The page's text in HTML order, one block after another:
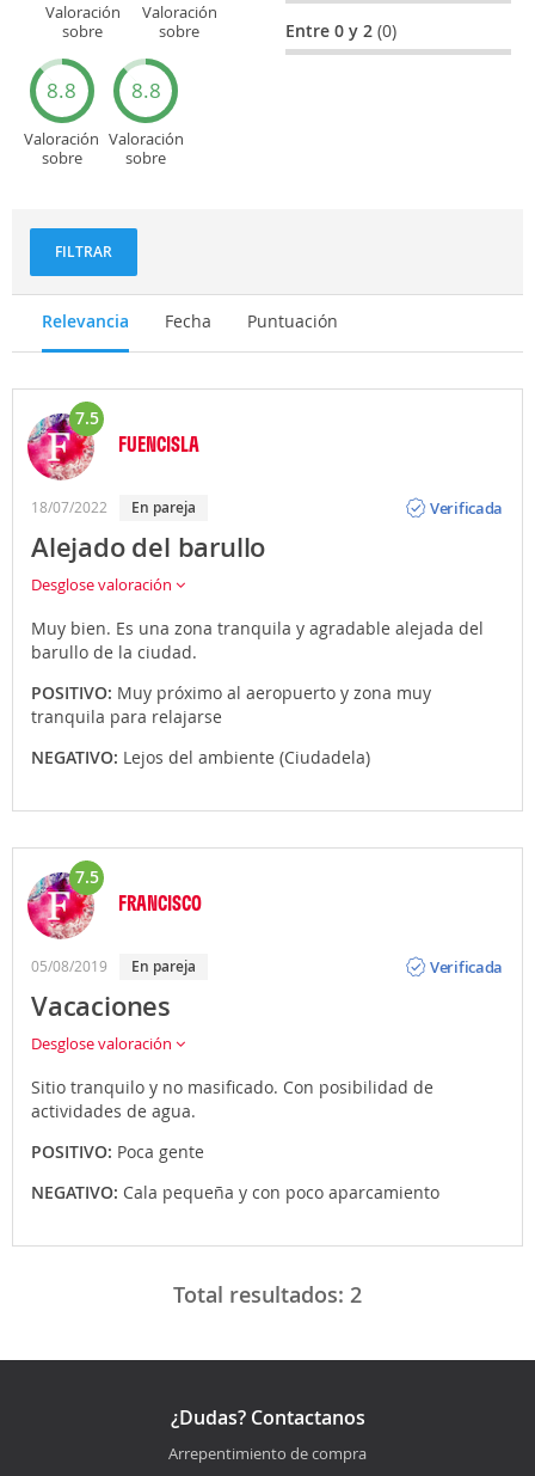
Valoración
sobre
Valoración
sobre
turísticos
8.8
Valoración
sobre
8.8
Valoración
sobre
Entre 0 y 2(0)
FILTRAR
Relevancia Fecha Puntuación
7.5
FUENCISLA
18/07/2022 En pareja
Verificada
Alejado del barullo
Desglose valoración
Muy bien. Es una zona tranquila y agradable alejada del
barullo de la ciudad.
POSITIVO: Muy próximo al aeropuerto y zona muy
tranquila para relajarse
NEGATIVO: Lejos del ambiente (Ciudadela)
7.5
FRANCISCO
05/08/2019 En pareja
Verificada
Vacaciones
Desglose valoración
Sitio tranquilo y no masificado. Con posibilidad de
actividades de agua.
POSITIVO: Poca gente
NEGATIVO: Cala pequeña y con poco aparcamiento
Total resultados: 2
¿Dudas? Contactanos
Arrepentimiento de compra